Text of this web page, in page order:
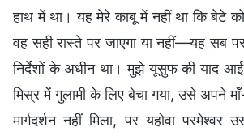
हाथ में था। यह मेरे काबू में नहीं था कि बेटे को
वह सही रास्ते पर जाएगा या नहीं—यह सब
निर्देशों के अधीन था। मुझे यूसुफ की याद
मिस्र में गुलामी के लिए बेचा गया, उसे अपने
मार्गदर्शन नहीं मिला, पर यहोवा